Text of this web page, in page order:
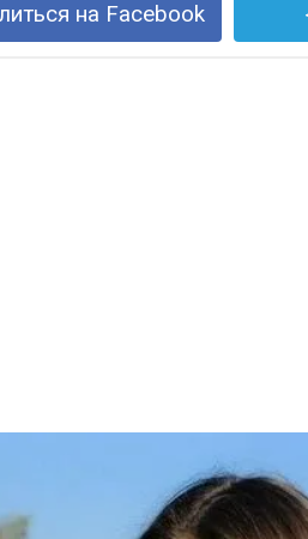
на Facebook